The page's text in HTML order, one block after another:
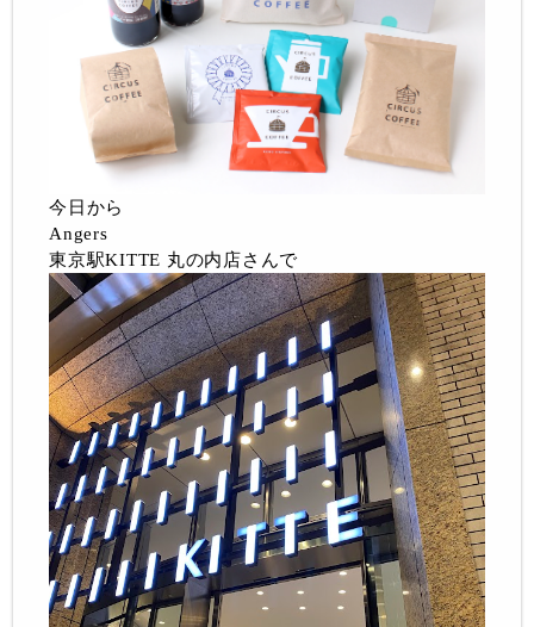
今日から
Angers
東京駅KITTE 丸の内店さんで